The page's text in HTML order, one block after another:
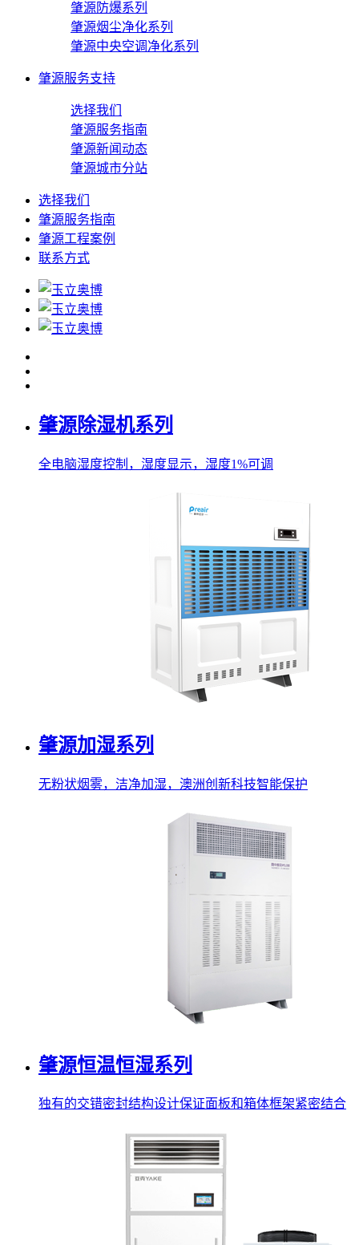
肇源防爆系列
肇源烟尘净化系列
肇源中央空调净化系列
肇源服务支持
选择我们
肇源服务指南
肇源新闻动态
肇源城市分站
选择我们
肇源服务指南
肇源工程案例
联系方式
肇源除湿机系列
全电脑湿度控制，湿度显示，湿度1%可调
肇源加湿系列
无粉状烟雾，洁净加湿，澳洲创新科技智能保护
肇源恒温恒湿系列
独有的交错密封结构设计保证面板和箱体框架紧密结合